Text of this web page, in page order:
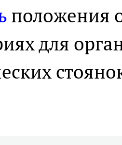
положения
для